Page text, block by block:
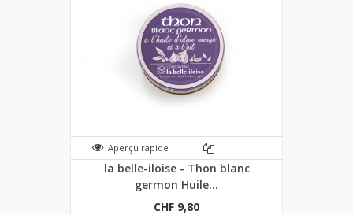
Aperçu rapide
la belle-iloise - Thon blanc
germon Huile...
CHF 9,80